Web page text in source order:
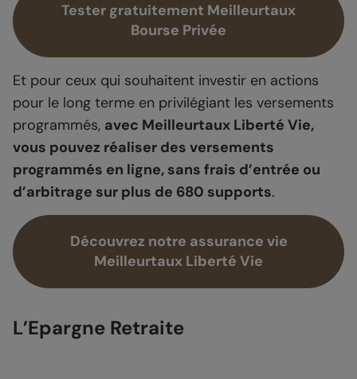
Tester gratuitement Meilleurtaux
Bourse Privée
Et pour ceux qui souhaitent investir en actions
pour le long terme en privilégiant les versements
programmés, avec Meilleurtaux Liberté Vie,
vous pouvez réaliser des versements
programmés en ligne, sans frais d’entrée ou
d’arbitrage sur plus de 680 supports.
Découvrez notre assurance vie
Meilleurtaux Liberté Vie
L’Epargne Retraite